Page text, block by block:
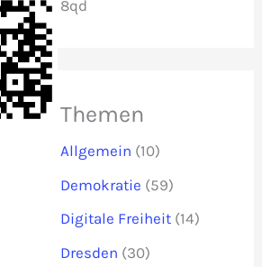
8qd
Themen
Allgemein (10)
Demokratie (59)
Digitale Freiheit (14)
Dresden (30)